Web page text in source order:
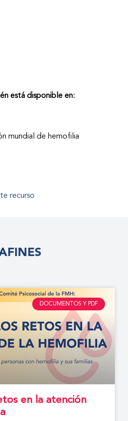
está disponible en:
mundial de hemofilia
recurso
DOCUMENTOS Y PDF
en la atención